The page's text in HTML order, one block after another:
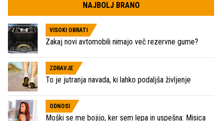
NAJBOLJ BRANO
VISOKI OBRATI
Zakaj novi avtomobili nimajo več rezervne gume?
ZDRAVJE
To je jutranja navada, ki lahko podaljša življenje
ODNOSI
Moški se me bojijo, ker sem lepa in uspešna: Misica